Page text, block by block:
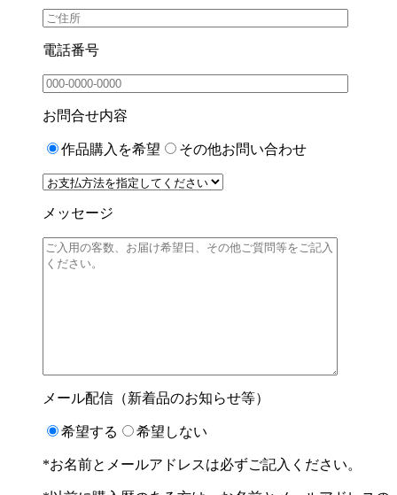
電話番号
お問合せ内容
作品購入を希望 その他お問い合わせ
メッセージ
メール配信（新着品のお知らせ等）
希望する 希望しない
*お名前とメールアドレスは必ずご記入ください。